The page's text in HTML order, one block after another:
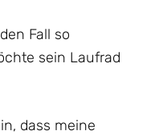
Fall so
sein Laufrad
dass meine